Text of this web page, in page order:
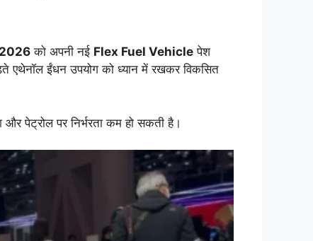
को अपनी नई Flex Fuel Vehicle पेश
एथेनॉल ईंधन उपयोग को ध्यान में रखकर विकसित
पेट्रोल पर निर्भरता कम हो सकती है।